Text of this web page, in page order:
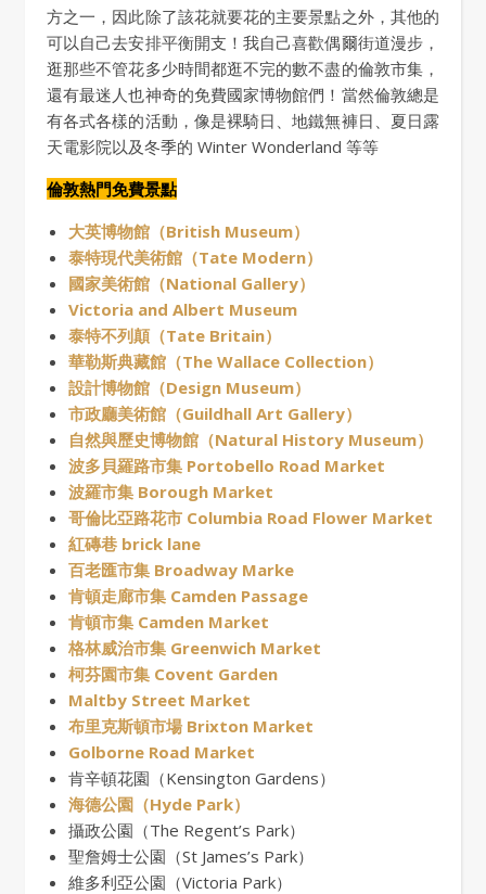
方之一，因此除了該花就要花的主要景點之外，其他的
可以自己去安排平衡開支！我自己喜歡偶爾街道漫步，
逛那些不管花多少時間都逛不完的數不盡的倫敦市集，
還有最迷人也神奇的免費國家博物館們！當然倫敦總是
有各式各樣的活動，像是裸騎日、地鐵無褲日、夏日露
天電影院以及冬季的 Winter Wonderland 等等
倫敦熱門免費景點
大英博物館（British Museum）
泰特現代美術館（Tate Modern）
國家美術館（National Gallery）
Victoria and Albert Museum
泰特不列顛（Tate Britain）
華勒斯典藏館（The Wallace Collection）
設計博物館（Design Museum）
市政廳美術館（Guildhall Art Gallery）
自然與歷史博物館（Natural History Museum）
波多貝羅路市集 Portobello Road Market
波羅市集 Borough Market
哥倫比亞路花市 Columbia Road Flower Market
紅磚巷 brick lane
百老匯市集 Broadway Marke
肯頓走廊市集 Camden Passage
肯頓市集 Camden Market
格林威治市集 Greenwich Market
柯芬園市集 Covent Garden
Maltby Street Market
布里克斯頓市場 Brixton Market
Golborne Road Market
肯辛頓花園（Kensington Gardens）
海德公園（Hyde Park）
攝政公園（The Regent’s Park）
聖詹姆士公園（St James’s Park）
維多利亞公園（Victoria Park）